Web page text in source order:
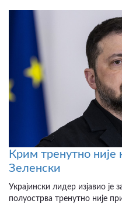
Крим тренутно није
Зеленски
Украјински лидер изјавио је
полуострва тренутно није